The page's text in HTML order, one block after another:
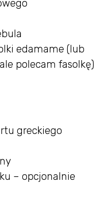
edamame (lub
polecam fasolkę)
greckiego
– opcjonalnie